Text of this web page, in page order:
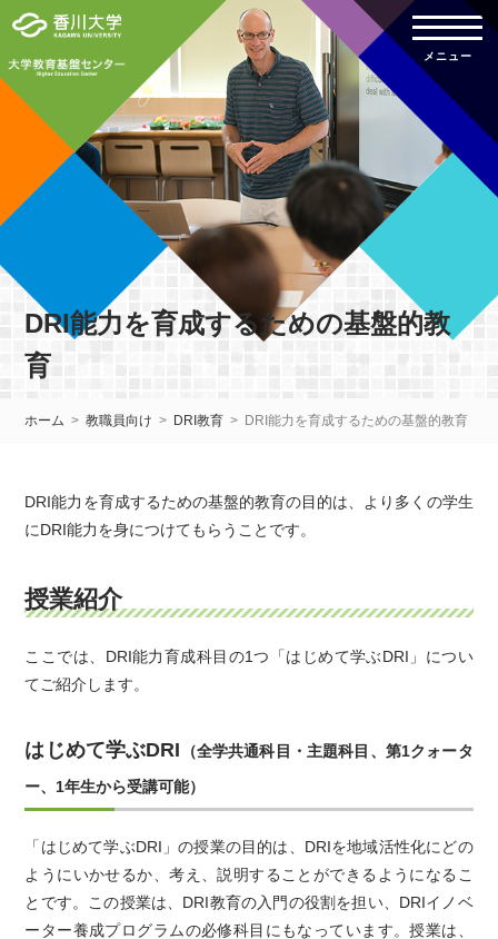
DRI能力を育成するための基盤的教
育
ホーム 教職員向け DRI教育 DRI能力を育成するための基盤的教育
DRI能力を育成するための基盤的教育の目的は、より多くの学生
にDRI能力を身につけてもらうことです。
授業紹介
ここでは、DRI能力育成科目の1つ「はじめて学ぶDRI」につい
てご紹介します。
はじめて学ぶDRI （全学共通科目・主題科目、第1クォータ
ー、1年生から受講可能）
「はじめて学ぶDRI」の授業の目的は、DRIを地域活性化にどの
ようにいかせるか、考え、説明することができるようになるこ
とです。この授業は、DRI教育の入門の役割を担い、DRIイノベ
ーター養成プログラムの必修科目にもなっています。授業は、